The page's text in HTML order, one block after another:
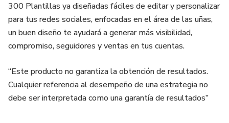
300 Plantillas ya diseñadas fáciles de editar y personalizar
para tus redes sociales, enfocadas en el área de las uñas,
un buen diseño te ayudará a generar más visibilidad,
compromiso, seguidores y ventas en tus cuentas.
“Este producto no garantiza la obtención de resultados.
Cualquier referencia al desempeño de una estrategia no
debe ser interpretada como una garantía de resultados”